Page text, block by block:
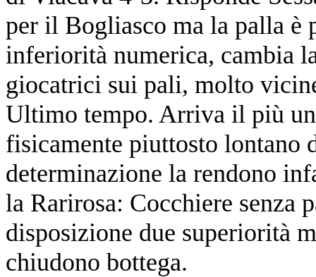
per il Bogliasco ma la palla è
inferiorità numerica, cambia
giocatrici sui pali, molto
Ultimo tempo. Arriva il più
fisicamente piuttosto lontano
determinazione la rendono
la Rarirosa: Cocchiere senza
disposizione due superiorità
chiudono bottega.